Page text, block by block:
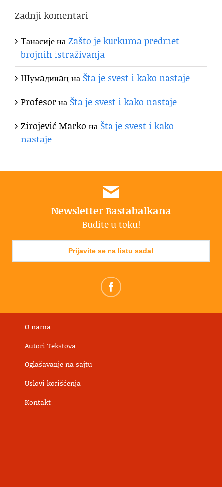
Zadnji komentari
ТанасијенаZašto je kurkuma predmet
brojnih istraživanja
Шумaдинaцна Šta je svest i kako nastaje
Profesorна Šta je svest i kako nastaje
Zirojević Marko на Šta je svest i kako
nastaje
Newsletter Bastabalkana
Budite u toku!
Prijavite se na listu sada!
O nama
Autori Tekstova
Oglašavanje na sajtu
Uslovi korišćenja
Kontakt